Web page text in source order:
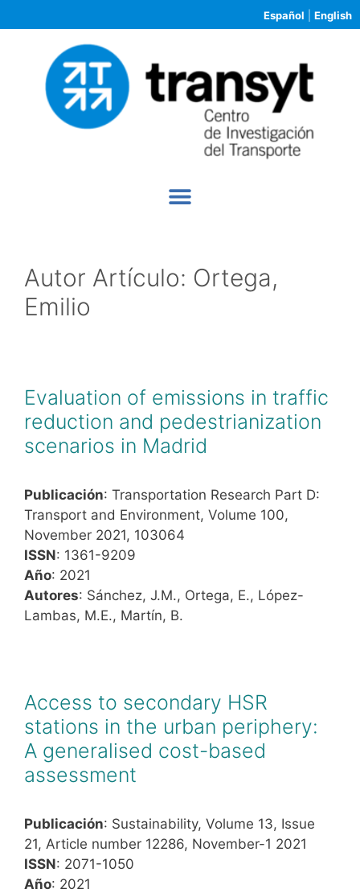
Español English
Autor Artículo: Ortega,
Emilio
Evaluation of emissions in traffic
reduction and pedestrianization
scenarios in Madrid
Publicación: Transportation Research Part D:
Transport and Environment, Volume 100,
November 2021, 103064
ISSN: 1361-9209
Año: 2021
Autores: Sánchez, J.M., Ortega, E., López-
Lambas, M.E., Martín, B.
Access to secondary HSR
stations in the urban periphery:
A generalised cost-based
assessment
Publicación: Sustainability, Volume 13, Issue
21, Article number 12286, November-1 2021
ISSN: 2071-1050
Año: 2021